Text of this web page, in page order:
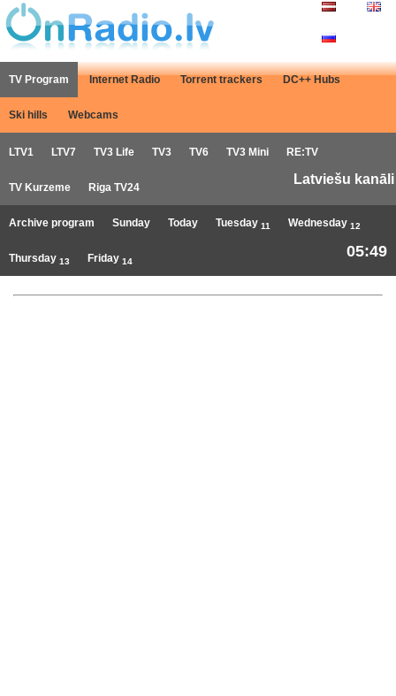
TV Program Internet Radio Torrent trackers DC++ Hubs
Ski hills Webcams
LTV1 LTV7 TV3 Life TV3 TV6 TV3 Mini RE:TV
TV Kurzeme Riga TV24
Latviešu kanāli
Archive program Sunday Today Tuesday 11 Wednesday 12
Thursday 13 Friday 14
05:49